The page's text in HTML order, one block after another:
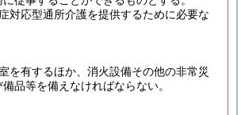
対応型通所介護を提供するために必要な
を有するほか、消火設備その他の非常災
品等を備えなければならない。